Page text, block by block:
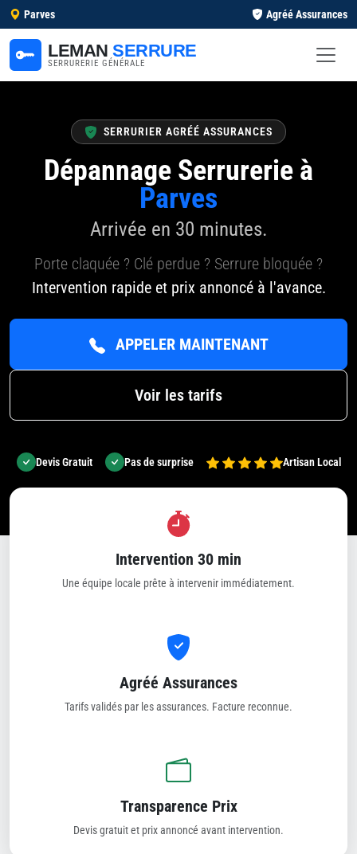
Parves Agréé Assurances
LEMAN SERRURE
SERRURERIE GÉNÉRALE
SERRURIER AGRÉÉ ASSURANCES
Dépannage Serrurerie à
Parves
Arrivée en 30 minutes.
Porte claquée ? Clé perdue ? Serrure bloquée ?
Intervention rapide et prix annoncé à l'avance.
APPELER MAINTENANT
Voir les tarifs
Devis Gratuit Pas de surprise Artisan Local
Intervention 30 min
Une équipe locale prête à intervenir immédiatement.
Agréé Assurances
Tarifs validés par les assurances. Facture reconnue.
Transparence Prix
Devis gratuit et prix annoncé avant intervention.